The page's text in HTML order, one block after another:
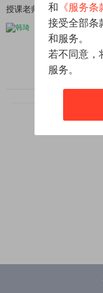
授课老师
韩琦
和 《服务条
接受全部条
和服务。
若不同意，
服务。